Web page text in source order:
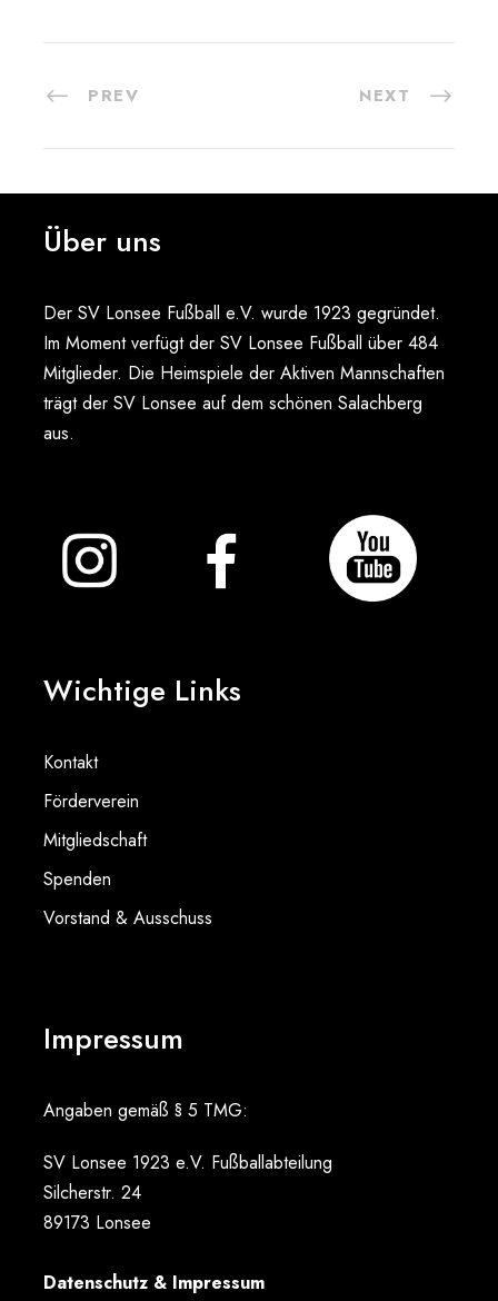
PREV NEXT
Über uns
Der SV Lonsee Fußball e.V. wurde 1923 gegründet.
Im Moment verfügt der SV Lonsee Fußball über 484
Mitglieder. Die Heimspiele der Aktiven Mannschaften
trägt der SV Lonsee auf dem schönen Salachberg
aus.
Wichtige Links
Kontakt
Förderverein
Mitgliedschaft
Spenden
Vorstand & Ausschuss
Impressum
Angaben gemäß § 5 TMG:
SV Lonsee 1923 e.V. Fußballabteilung
Silcherstr. 24
89173 Lonsee
Datenschutz & Impressum